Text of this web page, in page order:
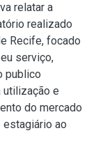
relatar a
realizado
Recife, focado
serviço,
publico
utilização e
do mercado
ao